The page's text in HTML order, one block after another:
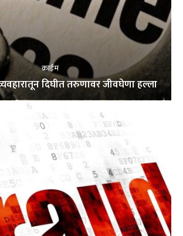
क्राईम
दिघीत तरुणावर जीवघेणा हल्ला